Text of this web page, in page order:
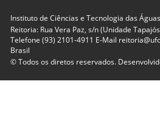
Instituto de Ciências e Tecnologia das Águas
Reitoria: Rua Vera Paz, s/n (Unidade
Telefone (93) 2101-4911 E-Mail
Brasil
© Todos os diretos reservados.